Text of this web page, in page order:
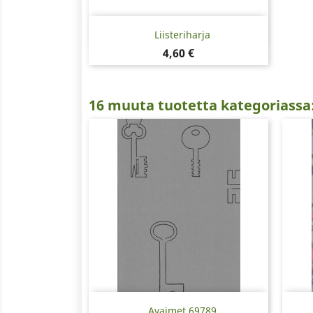
Liisteriharja
Hinta
4,60 €
Pikakatselu
16 muuta tuotetta
Pikakatselu